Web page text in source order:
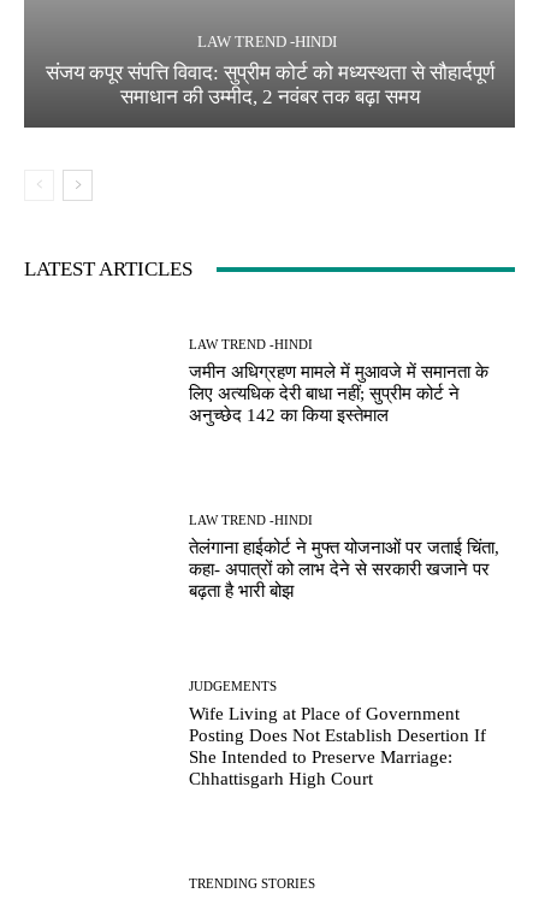
LAW TREND -HINDI
संजय कपूर संपत्ति विवाद: सुप्रीम कोर्ट को मध्यस्थता से सौहार्दपूर्ण
समाधान की उम्मीद, 2 नवंबर तक बढ़ा समय
LATEST ARTICLES
LAW TREND -HINDI
जमीन अधिग्रहण मामले में मुआवजे में समानता के
लिए अत्यधिक देरी बाधा नहीं; सुप्रीम कोर्ट ने
अनुच्छेद 142 का किया इस्तेमाल
LAW TREND -HINDI
तेलंगाना हाईकोर्ट ने मुफ्त योजनाओं पर जताई चिंता,
कहा- अपात्रों को लाभ देने से सरकारी खजाने पर
बढ़ता है भारी बोझ
JUDGEMENTS
Wife Living at Place of Government
Posting Does Not Establish Desertion If
She Intended to Preserve Marriage:
Chhattisgarh High Court
TRENDING STORIES